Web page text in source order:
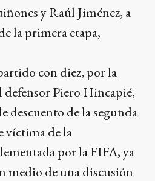
y Raúl Jiménez, a
la primera etapa,
con diez, por la
Piero Hincapié,
descuento de la segunda
víctima de la
por la FIFA, ya
medio de una discusión